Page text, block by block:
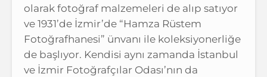
olarak fotoğraf malzemeleri de alıp satıyor
ve 1931’de İzmir’de “Hamza Rüstem
Fotoğrafhanesi” ünvanı ile koleksiyonerliğe
de başlıyor. Kendisi aynı zamanda İstanbul
ve İzmir Fotoğrafçılar Odası’nın da